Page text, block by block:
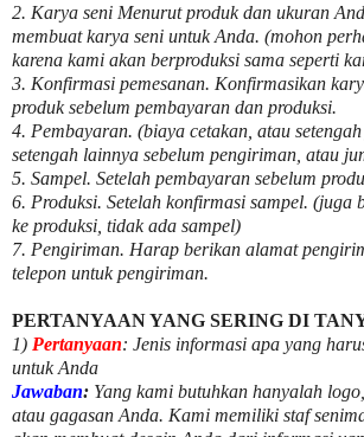
2. Karya seni Menurut produk dan ukuran
membuat karya seni untuk Anda. (mohon
karena kami akan berproduksi sama seperti
3. Konfirmasi pemesanan. Konfirmasikan
produk sebelum pembayaran dan produksi.
4. Pembayaran. (biaya cetakan, atau
setengah lainnya sebelum pengiriman, atau
5. Sampel. Setelah pembayaran sebelum
6. Produksi. Setelah konfirmasi sampel. (juga
ke produksi, tidak ada sampel)
7. Pengiriman. Harap berikan alamat
telepon untuk pengiriman.
PERTANYAAN YANG SERING DI
1) Pertanyaan: Jenis informasi apa yang
untuk Anda
Jawaban: Yang kami butuhkan hanyalah
atau gagasan Anda. Kami memiliki staf